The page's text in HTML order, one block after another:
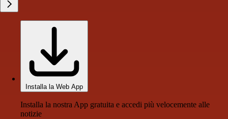
Installa la Web App
Installa la nostra App gratuita e accedi più velocemente alle
notizie